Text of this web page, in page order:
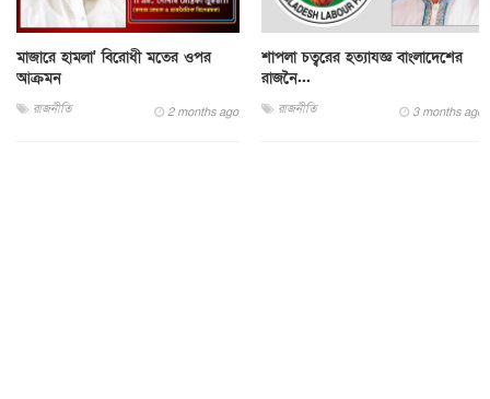
মাজারে হামলা' বিরোধী মতের ওপর
আক্রমন
রাজনীতি 2 months ago
শাপলা চত্বরের হত্যাযজ্ঞ বাংলাদেশের
রাজনৈ...
রাজনীতি 3 months ago